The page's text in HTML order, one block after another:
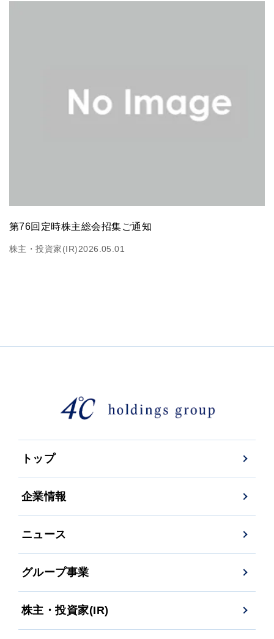
第76回定時株主総会招集ご通知
株主・投資家(IR)2026.05.01
トップ
企業情報
ニュース
グループ事業
株主・投資家(IR)